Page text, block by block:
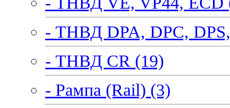
- ТНВД DPA, DPC,
- ТНВД CR (19)
- Рампа (Rail) (3)